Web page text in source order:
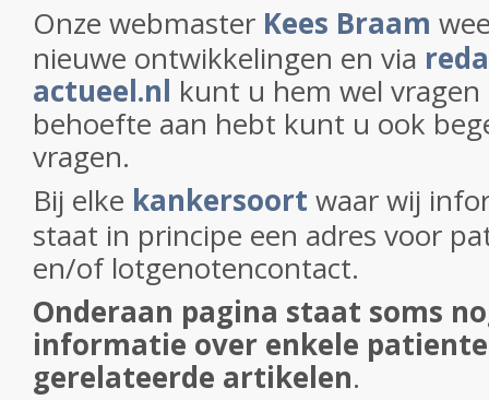
Onze webmaster Kees Braam
nieuwe ontwikkelingen en via
actueel.nl kunt u hem wel
behoefte aan hebt kunt u ook
vragen.
Bij elke kankersoort waar wij
staat in principe een adres voor
en/of lotgenotencontact.
Onderaan pagina staat soms
informatie over enkele
gerelateerde artikelen.